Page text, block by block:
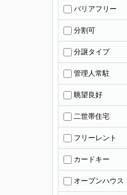
バリアフリー
分割可
分譲タイプ
管理人常駐
眺望良好
二世帯住宅
フリーレント
カードキー
オープンハウス